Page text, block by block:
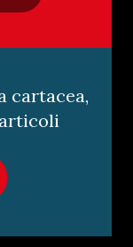
cartacea,